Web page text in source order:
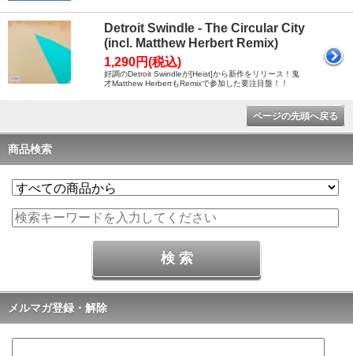
Detroit Swindle - The Circular City
(incl. Matthew Herbert Remix)
1,290円(税込)
好調のDetroit Swindleが[Heist]から新作をリリース！鬼
才Matthew HerbertもRemixで参加した要注目盤！！
ページの先頭へ戻る
商品検索
メルマガ登録・解除